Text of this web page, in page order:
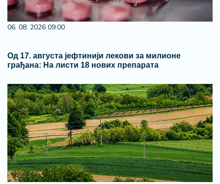
06. 08. 2026 09:00
Од 17. августа јефтинији лекови за милионе
грађана: На листи 18 нових препарата